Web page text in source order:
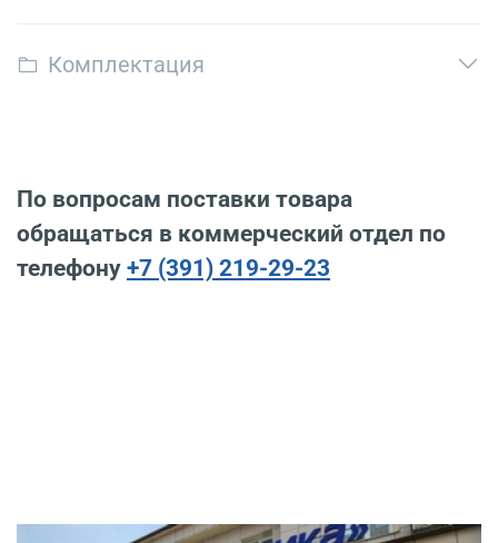
Комплектация
По вопросам поставки товара
обращаться в коммерческий отдел по
телефону +7 (391) 219-29-23